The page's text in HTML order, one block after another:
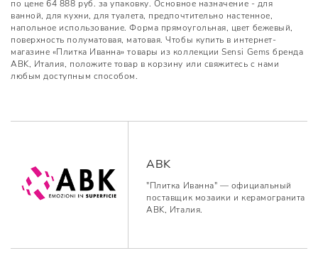
по цене 64 888 руб. за упаковку. Основное назначение - для
ванной, для кухни, для туалета, предпочтительно настенное,
напольное использование. Форма прямоугольная, цвет бежевый,
поверхность полуматовая, матовая. Чтобы купить в интернет-
магазине «Плитка Иванна» товары из коллекции Sensi Gems бренда
ABK, Италия, положите товар в корзину или свяжитесь с нами
любым доступным способом.
ABK
"Плитка Иванна" — официальный
поставщик мозаики и керамогранита
ABK, Италия.